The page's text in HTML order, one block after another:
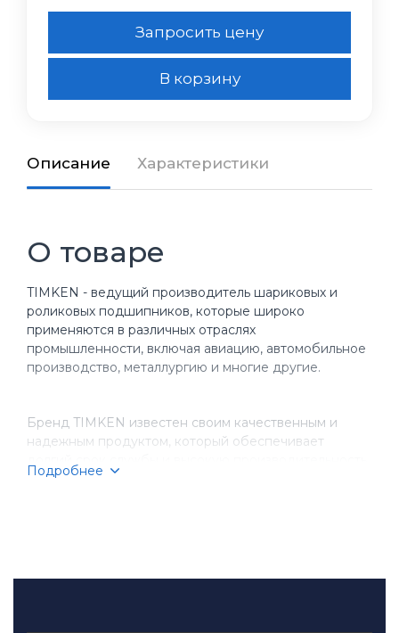
Запросить цену
В корзину
Описание Характеристики
О товаре
TIMKEN - ведущий производитель шариковых и
роликовых подшипников, которые широко
применяются в различных отраслях
промышленности, включая авиацию, автомобильное
производство, металлургию и многие другие.
Бренд TIMKEN известен своим качественным и
надежным продуктом, который обеспечивает
оборудования. Компания имеет более чем
Подробнее